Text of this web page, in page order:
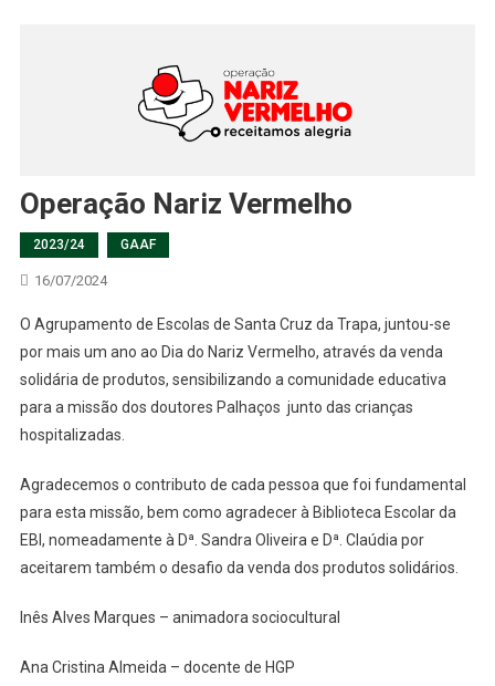
Operação Nariz Vermelho
2023/24 GAAF
16/07/2024
O Agrupamento de Escolas de Santa Cruz da Trapa, juntou-se
por mais um ano ao Dia do Nariz Vermelho, através da venda
solidária de produtos, sensibilizando a comunidade educativa
para a missão dos doutores Palhaços junto das crianças
hospitalizadas.
Agradecemos o contributo de cada pessoa que foi fundamental
para esta missão, bem como agradecer à Biblioteca Escolar da
EBI, nomeadamente à Dª. Sandra Oliveira e Dª. Claúdia por
aceitarem também o desafio da venda dos produtos solidários.
Inês Alves Marques – animadora sociocultural
Ana Cristina Almeida – docente de HGP